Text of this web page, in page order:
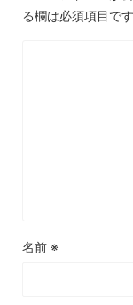
る欄は必須項目です
名前 ※